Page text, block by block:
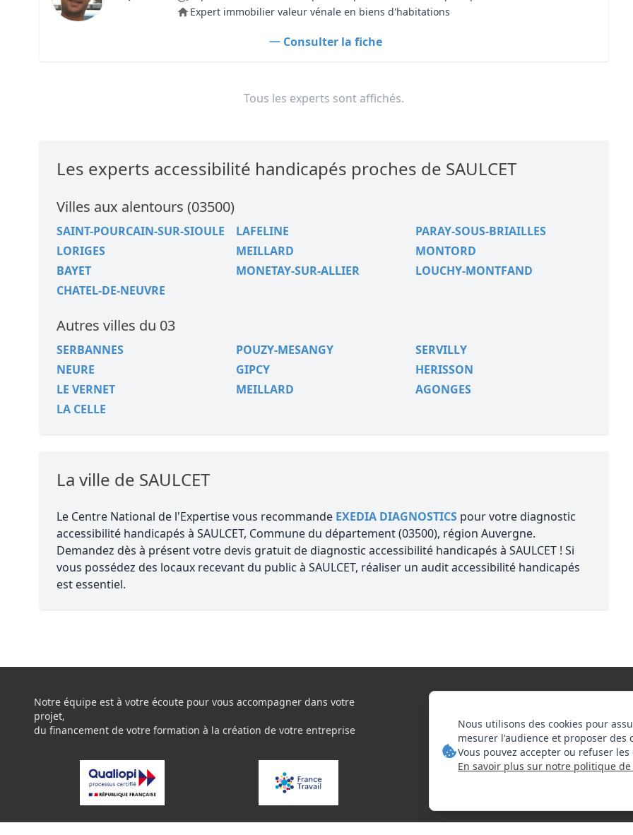
Expert immobilier valeur vénale en biens d'habitations
Consulter la fiche
Tous les experts sont affichés.
Les experts accessibilité handicapés proches de SAULCET
Villes aux alentours (03500)
SAINT-POURCAIN-SUR-SIOULE LAFELINE
PARAY-SOUS-BRIAILLES
LORIGES
MEILLARD
MONTORD
BAYET
MONETAY-SUR-ALLIER
LOUCHY-MONTFAND
CHATEL-DE-NEUVRE
Autres villes du 03
SERBANNES POUZY-MESANGY
SERVILLY
NEURE
GIPCY
HERISSON
LE VERNET
MEILLARD
AGONGES
LA CELLE
La ville de SAULCET
Le Centre National de l'Expertise vous recommande EXEDIA DIAGNOSTICS pour votre diagnostic
accessibilité handicapés à SAULCET, Commune du département (03500), région Auvergne.
Demandez dès à présent votre devis gratuit de diagnostic accessibilité handicapés à SAULCET ! Si
vous possédez des locaux recevant du public à SAULCET, réaliser un audit accessibilité handicapés
est essentiel.
Nous utilisons des cookies pour
mesurer l'audience et proposer des
Vous pouvez accepter ou refuser
En savoir plus sur notre politique
Notre équipe est à votre écoute pour vous accompagner dans votre
projet,
du financement de votre formation à la création de votre entreprise